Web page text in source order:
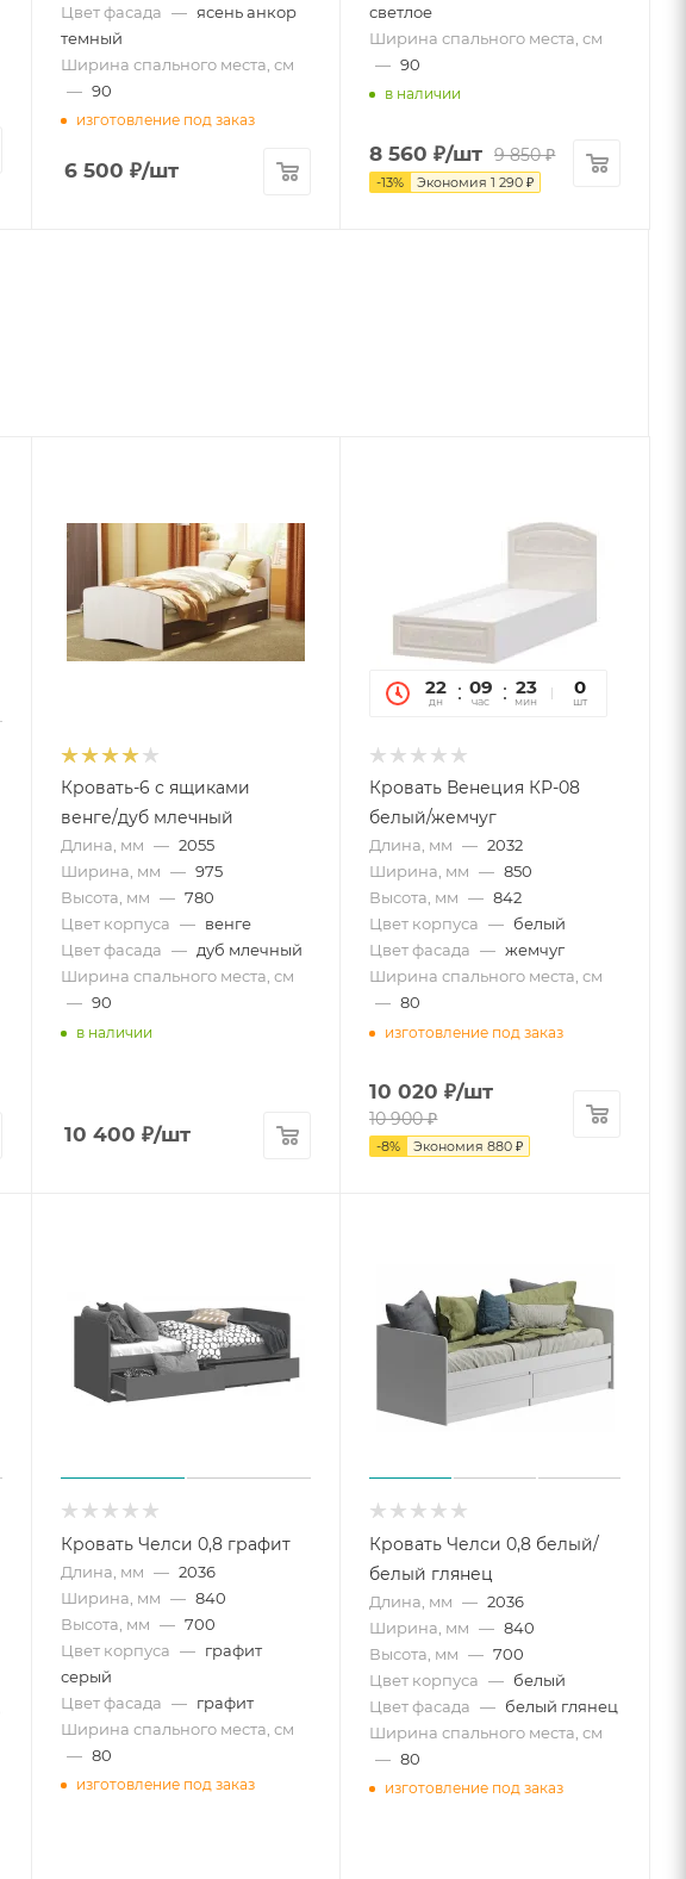
Цвет фасада — ясень анкор
темный
Ширина спального места, см
— 90
изготовление под заказ
6 500 ₽/шт
светлое
Ширина спального места, см
— 90
в наличии
8 560 ₽/шт 9 850₽
-13% Экономия1 290 ₽
Кровать-6 с ящиками
венге/дуб млечный
Длина, мм — 2055
Ширина, мм — 975
Высота, мм — 780
Цвет корпуса — венге
Цвет фасада — дуб млечный
Ширина спального места, см
— 90
в наличии
10 400 ₽/шт
22
дн
09
час
23
мин
27
сек
0
шт
Кровать Венеция КР-08
белый/жемчуг
Длина, мм — 2032
Ширина, мм — 850
Высота, мм — 842
Цвет корпуса — белый
Цвет фасада — жемчуг
Ширина спального места, см
— 80
изготовление под заказ
10 020 ₽/шт
10 900₽
-8% Экономия880 ₽
Кровать Челси 0,8 графит
Длина, мм — 2036
Ширина, мм — 840
Высота, мм — 700
Цвет корпуса — графит
серый
Цвет фасада — графит
Ширина спального места, см
— 80
изготовление под заказ
Кровать Челси 0,8 белый/
белый глянец
Длина, мм — 2036
Ширина, мм — 840
Высота, мм — 700
Цвет корпуса — белый
Цвет фасада — белый глянец
Ширина спального места, см
— 80
изготовление под заказ